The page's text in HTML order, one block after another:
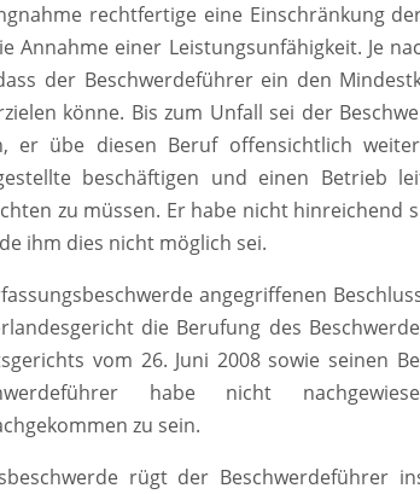
rechtfertige eine Einschränkung
Annahme einer Leistungsunfähigkeit. Je
der Beschwerdeführer ein den
könne. Bis zum Unfall sei der
er übe diesen Beruf offensichtlich
beschäftigen und einen Betrieb
zu müssen. Er habe nicht hinreichend
ihm dies nicht möglich sei.
angegriffenen
die Berufung des
vom 26. Juni 2008 sowie seinen
habe nicht
zu sein.
rügt der Beschwerdeführer